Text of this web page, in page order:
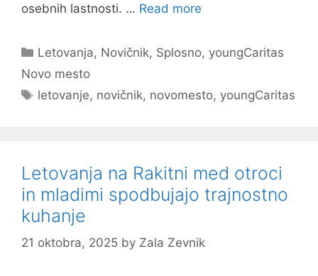
osebnih lastnosti. … Read more
Categories
Letovanja, Novičnik, Splosno, youngCaritas
Novo mesto
Tags
letovanje, novičnik, novomesto, youngCaritas
Letovanja na Rakitni med otroci
in mladimi spodbujajo trajnostno
kuhanje
21 oktobra, 2025 by Zala Zevnik